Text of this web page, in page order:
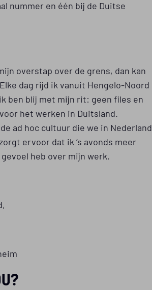
nummer en één bij de Duitse
overstap over de grens, dan kan
dag rijd ik vanuit Hengelo-Noord
ben blij met mijn rit: geen files en
het werken in Duitsland.
ad hoc cultuur die we in Nederland
ervoor dat ik ’s avonds meer
heb over mijn werk.